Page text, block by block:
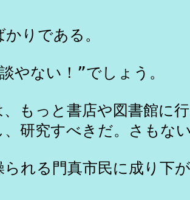
りである。
やない！”でしょう。
、もっと書店や図書館に
、研究すべきだ。さもな
られる門真市民に成り下